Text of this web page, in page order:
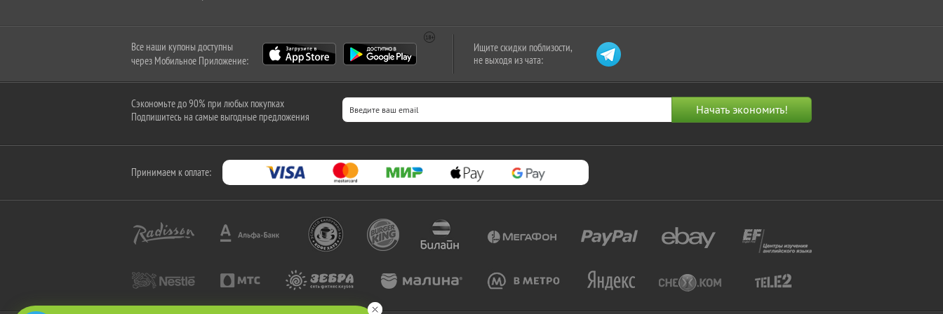
Все наши купоны доступны
через Мобильное Приложение:
Ищите скидки поблизости,
не выходя из чата:
Сэкономьте до 90% при любых покупках
Подпишитесь на самые выгодные предложения
Принимаем к оплате: